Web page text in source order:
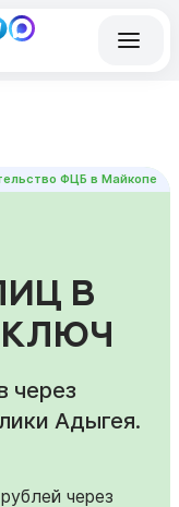
ФЦБ в Майкопе
В
через
Адыгея.
через